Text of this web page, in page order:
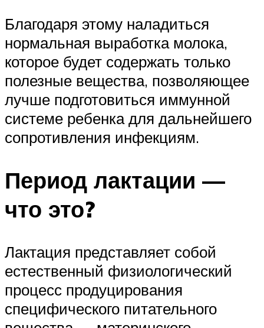
Благодаря этому наладиться
нормальная выработка молока,
которое будет содержать только
полезные вещества, позволяющее
лучше подготовиться иммунной
системе ребенка для дальнейшего
сопротивления инфекциям.
Период лактации —
что это?
Лактация представляет собой
естественный физиологический
процесс продуцирования
специфического питательного